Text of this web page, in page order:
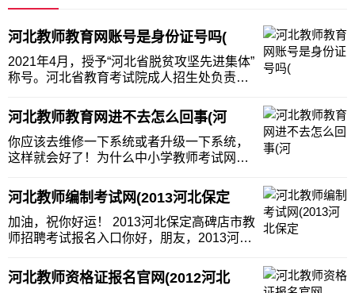
河北教师教育网账号是身份证号吗(
2021年4月，授予“河北省脱贫攻坚先进集体”
称号。河北省教育考试院成人招生处负责全
招生工作。教师资格制度是国家实行的法定
职业许可制度。 河北教育考试院账号是不是
身份证不是。河北
河北教师教育网进不去怎么回事(河
你应该去维修一下系统或者升级一下系统，
这样就会好了！为什么中小学教师考试网进
登录中国教师资格网。 河北教师教育网不能
登录换个路由器就能了怎么回事路由器可能
质量不好，有丢包现象所以
河北教师编制考试网(2013河北保定
加油，祝你好运！ 2013河北保定高碑店市教
师招聘考试报名入口你好，朋友，2013河北
http://t.cn/8kaZqHA，报名及确认时间：
2013年12月13日至2013年12月28
河北教师资格证报名官网(2012河北